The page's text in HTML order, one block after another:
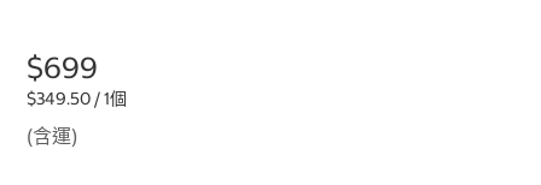
$699
$349.50 / 1個
(含運)